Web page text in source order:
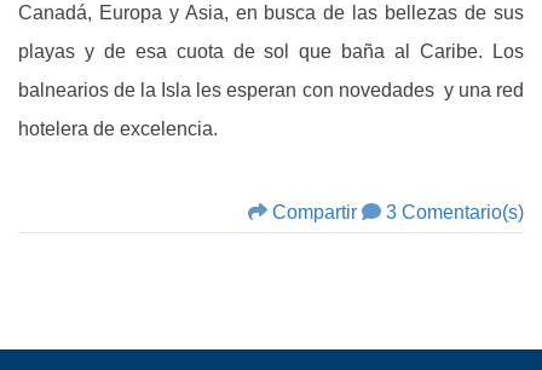
Canadá, Europa y Asia, en busca de las bellezas de sus
playas y de esa cuota de sol que baña al Caribe. Los
balnearios de la Isla les esperan con novedades y una red
hotelera de excelencia.
Compartir 3 Comentario(s)